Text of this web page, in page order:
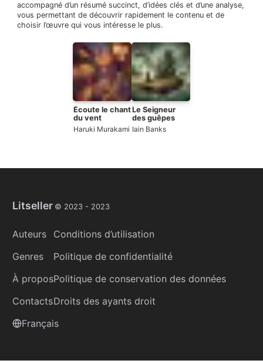
accompagné d’un résumé succinct, d’idées clés et d’une analyse,
vous permettant de découvrir rapidement le contenu et de
choisir l’œuvre qui vous intéresse le plus.
Écoute le chant
du vent
Haruki Murakami
Le Seigneur
des guêpes
Iain Banks
Litseller © 2023 - 2023
Auteurs
Genres
À propos
Contacts
Conditions d’utilisation
Politique de confidentialité
Politique de conservation des données
Droits des ayants droit
Français